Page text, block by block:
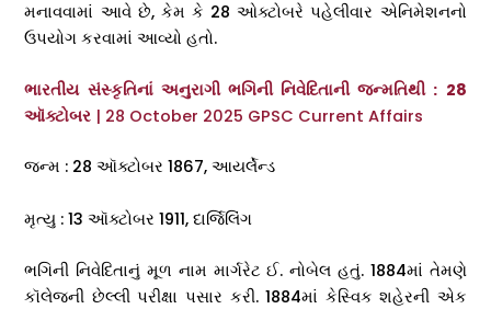
મનાવવામાં આવે છે, કેમ કે 28 ઓક્ટોબરે પહેલીવાર એનિમેશનનો
ઉપયોગ કરવામાં આવ્યો હતો.
ભારતીય સંસ્કૃતિનાં અનુરાગી ભગિની નિવેદિતાની જન્મતિથી : 28
ઑક્ટોબર | 28 October 2025 GPSC Current Affairs
જન્મ : 28 ઑક્ટોબર 1867, આયર્લેન્ડ
મૃત્યુ : 13 ઑક્ટોબર 1911, દાર્જિલિંગ
ભગિની નિવેદિતાનું મૂળ નામ માર્ગરેટ ઈ. નોબેલ હતું. 1884માં તેમણે
કૉલેજની છેલ્લી પરીક્ષા પસાર કરી. 1884માં કેસ્વિક શહેરની એક